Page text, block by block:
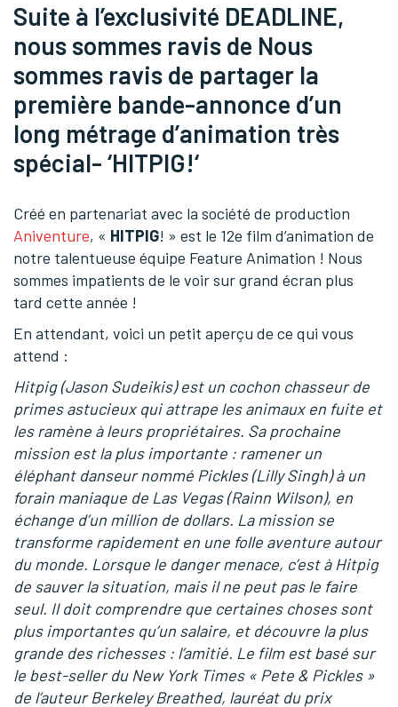
Suite à l’exclusivité DEADLINE,
nous sommes ravis de Nous
sommes ravis de partager la
première bande-annonce d’un
long métrage d’animation très
spécial- ‘HITPIG!‘
Créé en partenariat avec la société de production
Aniventure, « HITPIG! » est le 12e film d’animation de
notre talentueuse équipe Feature Animation ! Nous
sommes impatients de le voir sur grand écran plus
tard cette année !
En attendant, voici un petit aperçu de ce qui vous
attend :
Hitpig (Jason Sudeikis) est un cochon chasseur de
primes astucieux qui attrape les animaux en fuite et
les ramène à leurs propriétaires. Sa prochaine
mission est la plus importante : ramener un
éléphant danseur nommé Pickles (Lilly Singh) à un
forain maniaque de Las Vegas (Rainn Wilson), en
échange d’un million de dollars. La mission se
transforme rapidement en une folle aventure autour
du monde. Lorsque le danger menace, c’est à Hitpig
de sauver la situation, mais il ne peut pas le faire
seul. Il doit comprendre que certaines choses sont
plus importantes qu’un salaire, et découvre la plus
grande des richesses : l’amitié. Le film est basé sur
le best-seller du New York Times « Pete & Pickles »
de l’auteur Berkeley Breathed, lauréat du prix